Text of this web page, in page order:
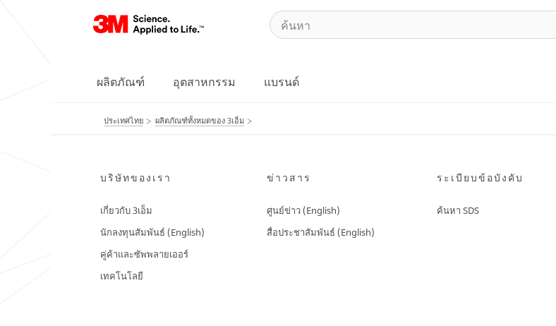
ผลิตภัณฑ์ อุตสาหกรรม แบรนด์
ประเทศไทย ผลิตภัณฑ์ทั้งหมดของ 3เอ็ม
บริษัทของเรา
เกี่ยวกับ 3เอ็ม
นักลงทุนสัมพันธ์ (English)
คู่ค้าและซัพพลายเออร์
เทคโนโลยี
ข่าวสาร
ศูนย์ข่าว (English)
สื่อประชาสัมพันธ์ (English)
ระเบียบข้อบังคับ
ค้นหา SDS